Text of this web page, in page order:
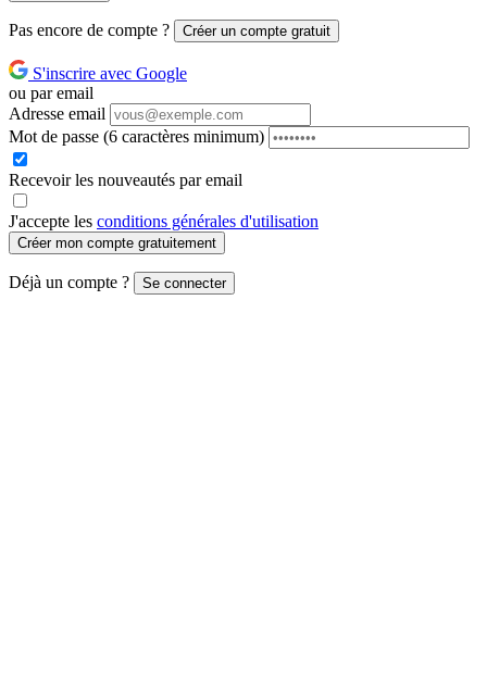
Pas encore de compte ? Créer un compte gratuit
S'inscrire avec Google
ou par email
Adresse email
Mot de passe (6 caractères minimum)
Recevoir les nouveautés par email
J'accepte les conditions générales d'utilisation
Créer mon compte gratuitement
Déjà un compte ? Se connecter